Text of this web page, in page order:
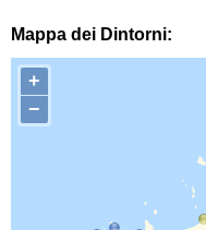
Mappa dei Dintorni:
+
−